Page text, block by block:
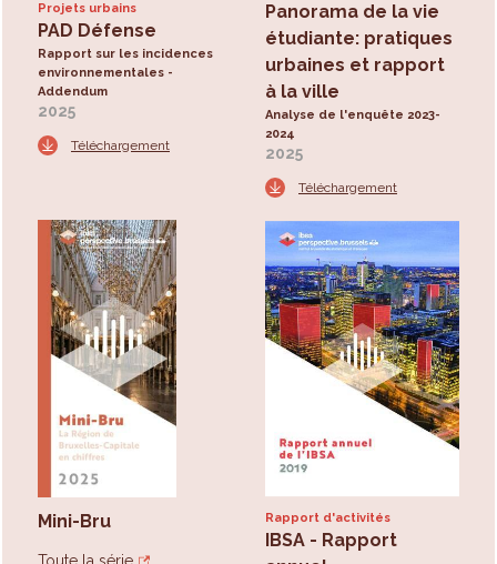
Projets urbains
PAD Défense
Rapport sur les incidences
environnementales -
Addendum
2025
Téléchargement
Panorama de la vie
étudiante: pratiques
urbaines et rapport
à la ville
Analyse de l'enquête 2023-
2024
2025
Téléchargement
Mini-Bru Rapport d'activités
IBSA - Rapport